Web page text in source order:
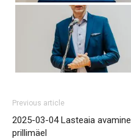
Previous article
2025-03-04 Lasteaia avamine
prillimäel